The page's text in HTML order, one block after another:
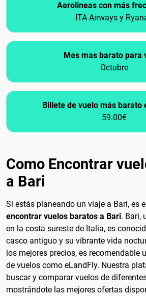
Aerolineas con más
ITA Airways y
Mes mas barato para
Octubre
Billete de vuelo más barato
59.00€
Como Encontrar
a Bari
Si estás planeando un viaje a Bari, es
encontrar vuelos baratos a Bari. Bari,
en la costa sureste de Italia, es
casco antiguo y su vibrante vida
los mejores precios, es recomendable
de vuelos como eLandFly. Nuestra
buscar y comparar vuelos de
mostrándote las mejores ofertas